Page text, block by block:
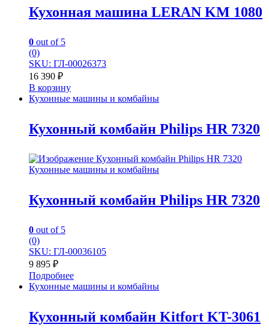
Кухонная машина LERAN KM 1080
0 out of 5
(0)
SKU: ГЛ-00026373
16 390 ₽
В корзину
Кухонные машины и комбайны
Кухонный комбайн Philips HR 7320
Кухонные машины и комбайны
Кухонный комбайн Philips HR 7320
0 out of 5
(0)
SKU: ГЛ-00036105
9 895 ₽
Подробнее
Кухонные машины и комбайны
Кухонный комбайн Kitfort KT-3061